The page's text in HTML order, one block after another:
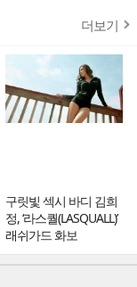
더보기
구릿빛 섹시 바디 김희
정, ‘라스퀄(LASQUALL)’
래쉬가드 화보